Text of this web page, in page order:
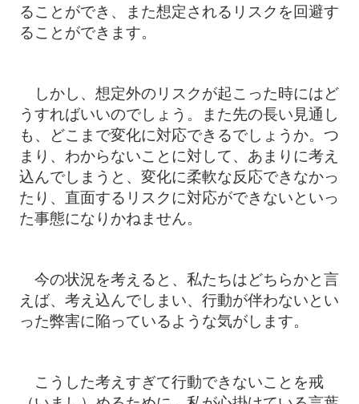
ることができ、また想定されるリスクを回避す
ることができます。
しかし、想定外のリスクが起こった時にはど
うすればいいのでしょう。また先の長い見通し
も、どこまで変化に対応できるでしょうか。つ
まり、わからないことに対して、あまりに考え
込んでしまうと、変化に柔軟な反応できなかっ
たり、直面するリスクに対応ができないといっ
た事態になりかねません。
今の状況を考えると、私たちはどちらかと言
えば、考え込んでしまい、行動が伴わないとい
った弊害に陥っているような気がします。
こうした考えすぎて行動できないことを戒